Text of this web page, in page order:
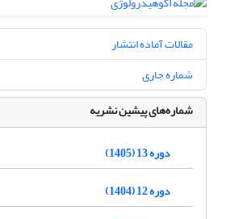
مقالات آماده انتشار
شماره جاری
شماره‌های پیشین نشریه
دوره 13 (1405)
دوره 12 (1404)